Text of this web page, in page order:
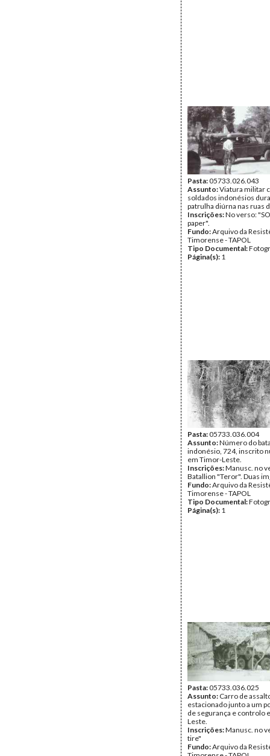
Pasta:05733.026.043
Assunto:Viatura militar
soldados indonésios
patrulha diúrna nas ruas
Inscrições:No verso:
paper".
Fundo:Arquivo da
Timorense - TAPOL
Tipo Documental:
Página(s): 1
Pasta:05733.036.004
Assunto:Número do
indonésio, 724, inscrito
em Timor-Leste.
Inscrições:Manusc. no
Batallion "Teror". Duas
Fundo:Arquivo da
Timorense - TAPOL
Tipo Documental:
Página(s): 1
Pasta:05733.036.025
Assunto: Carro de
estacionado junto a um
de segurança e controlo
Leste.
Inscrições:Manusc. no
tire"
Fundo:Arquivo da